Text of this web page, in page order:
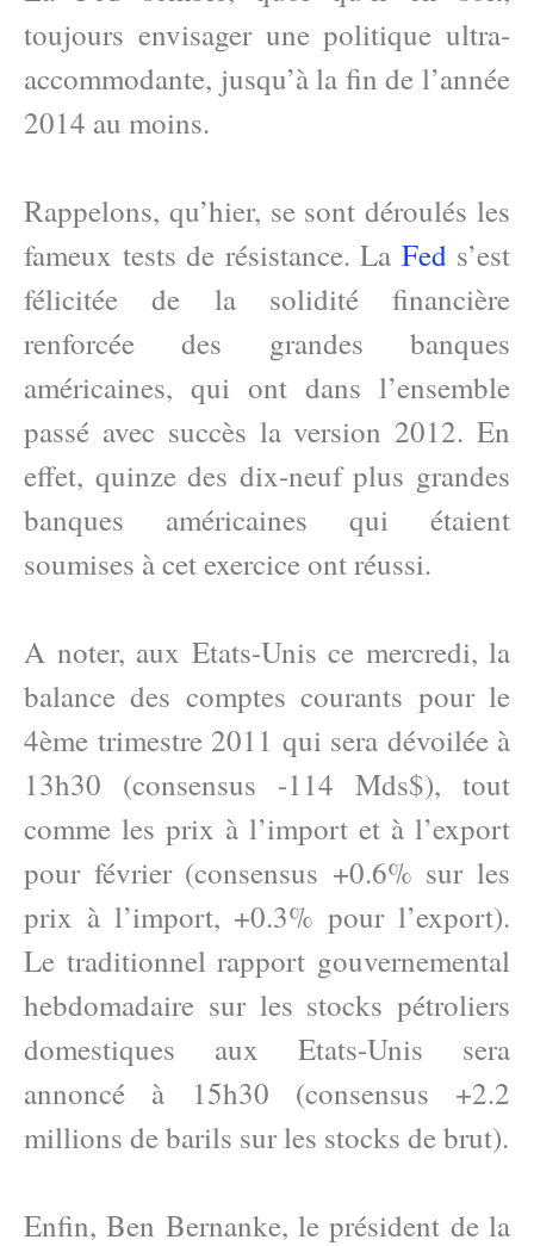
toujours envisager une politique ultra-
accommodante, jusqu’à la fin de l’année
2014 au moins.
Rappelons, qu’hier, se sont déroulés les
fameux tests de résistance. La Fed s’est
félicitée de la solidité financière
renforcée des grandes banques
américaines, qui ont dans l’ensemble
passé avec succès la version 2012. En
effet, quinze des dix-neuf plus grandes
banques américaines qui étaient
soumises à cet exercice ont réussi.
A noter, aux Etats-Unis ce mercredi, la
balance des comptes courants pour le
4ème trimestre 2011 qui sera dévoilée à
13h30 (consensus -114 Mds$), tout
comme les prix à l’import et à l’export
pour février (consensus +0.6% sur les
prix à l’import, +0.3% pour l’export).
Le traditionnel rapport gouvernemental
hebdomadaire sur les stocks pétroliers
domestiques aux Etats-Unis sera
annoncé à 15h30 (consensus +2.2
millions de barils sur les stocks de brut).
Enfin, Ben Bernanke, le président de la